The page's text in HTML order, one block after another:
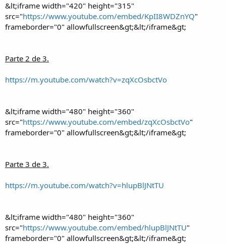
&lt;iframe width="420" height="315"
src="https://www.youtube.com/embed/KpII8WDZnYQ"
frameborder="0" allowfullscreen&gt;&lt;/iframe&gt;
Parte 2 de 3.
https://m.youtube.com/watch?v=zqXcOsbctVo
&lt;iframe width="480" height="360"
src="https://www.youtube.com/embed/zqXcOsbctVo"
frameborder="0" allowfullscreen&gt;&lt;/iframe&gt;
Parte 3 de 3.
https://m.youtube.com/watch?v=hlupBlJNtTU
&lt;iframe width="480" height="360"
src="https://www.youtube.com/embed/hlupBlJNtTU"
frameborder="0" allowfullscreen&gt;&lt;/iframe&gt;